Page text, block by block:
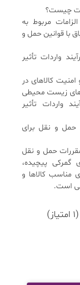
مربوط به
با قوانین حمل و
واردات تأثیر
کالاهای در
زیست محیطی
واردات تأثیر
حمل و نقل برای
حمل و نقل
گمرکی پیچیده،
مناسب کالاها و
است.